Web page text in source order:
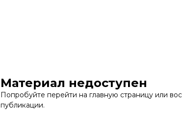
Материал недоступен
Попробуйте перейти на главную страницу или
публикации.